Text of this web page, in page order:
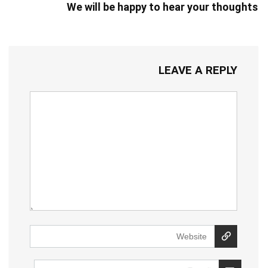
We will be happy to hear your thoughts
LEAVE A REPLY